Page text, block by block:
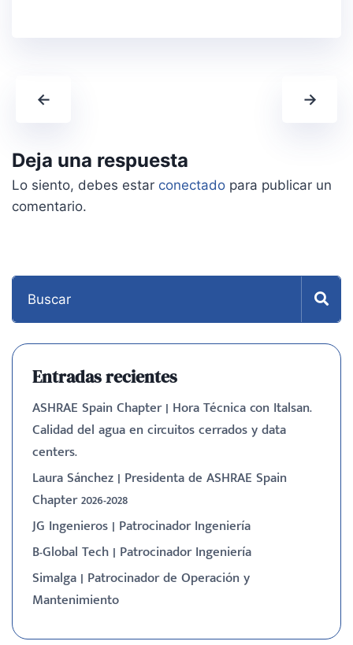
← →
Deja una respuesta
Lo siento, debes estar conectado para publicar un
comentario.
Entradas recientes
ASHRAE Spain Chapter | Hora Técnica con Italsan.
Calidad del agua en circuitos cerrados y data
centers.
Laura Sánchez | Presidenta de ASHRAE Spain
Chapter 2026-2028
JG Ingenieros | Patrocinador Ingeniería
B-Global Tech | Patrocinador Ingeniería
Simalga | Patrocinador de Operación y
Mantenimiento